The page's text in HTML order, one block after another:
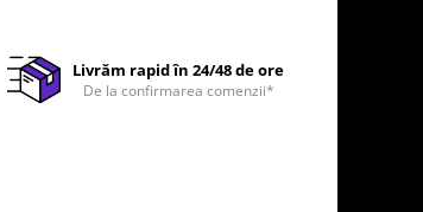
Livrăm rapid în 24/48 de ore
De la confirmarea comenzii*